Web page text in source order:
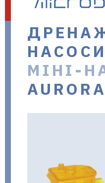
в Україні
НАСОСИ
МІНІ-
AURORA